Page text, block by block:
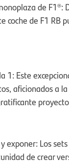
de F1®:
coche de F1 RB
1: Este
aficionados a
proyecto
exponer: Los
de crear